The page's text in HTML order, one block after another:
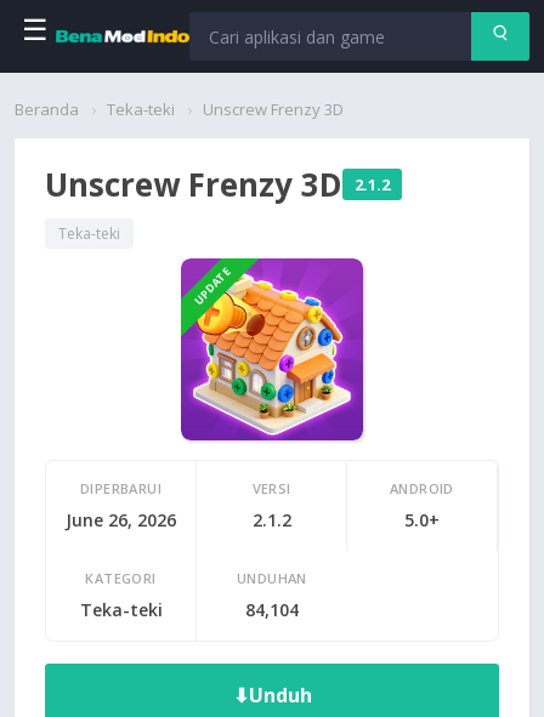
☰
Beranda
Beranda Teka-teki Unscrew Frenzy 3D
Unscrew Frenzy 3D 2.1.2
Teka-teki
UPDATE
DIPERBARUI
June 26, 2026
VERSI
2.1.2
ANDROID
5.0+
KATEGORI
Teka-teki
UNDUHAN
84,104
⬇Unduh